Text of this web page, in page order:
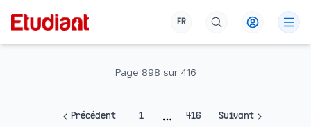
FR
Page 898 sur 416
Précédent 1 416 Suivant